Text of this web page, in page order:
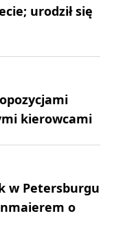
urodził się
kierowcami
w Petersburgu
o